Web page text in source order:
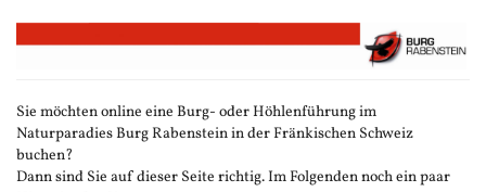
Zum
Haupt-
Sie möchten online eine Burg- oder Höhlenführung im
Naturparadies Burg Rabenstein in der Fränkischen Schweiz
buchen?
Dann sind Sie auf dieser Seite richtig. Im Folgenden noch ein paar